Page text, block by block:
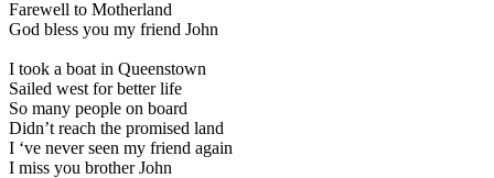
Farewell to Motherland
God bless you my friend John
I took a boat in Queenstown
Sailed west for better life
So many people on board
Didn’t reach the promised land
I ‘ve never seen my friend again
I miss you brother John